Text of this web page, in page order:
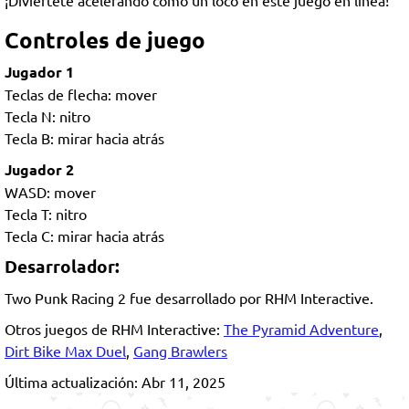
Controles de juego
Jugador 1
Teclas de flecha: mover
Tecla N: nitro
Tecla B: mirar hacia atrás
Jugador 2
WASD: mover
Tecla T: nitro
Tecla C: mirar hacia atrás
Desarrolador:
Two Punk Racing 2 fue desarrollado por RHM Interactive.
Otros juegos de RHM Interactive: The Pyramid Adventure,
Dirt Bike Max Duel, Gang Brawlers
Última actualización: Abr 11, 2025